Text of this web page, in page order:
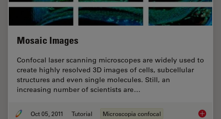
Mosaic Images
Confocal laser scanning microscopes are widely used to
create highly resolved 3D images of cells, subcellular
structures and even single molecules. Still, an
increasing number of scientists are…
Oct 05, 2011 Tutorial Microscopia confocal Mosaic